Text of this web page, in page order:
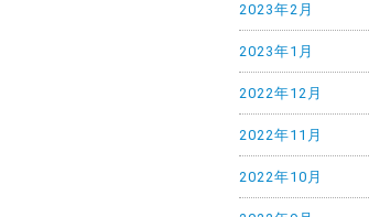
2023年2月
2023年1月
2022年12月
2022年11月
2022年10月